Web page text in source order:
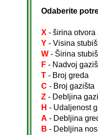
Odaberite
X - širina otvora
Y - Visina
W - Širina
F - Nadvoj
T - Broj greda
C - Broj gazišta
Z - Debljina
H - Udaljenost
A - Debljina
B - Debljina